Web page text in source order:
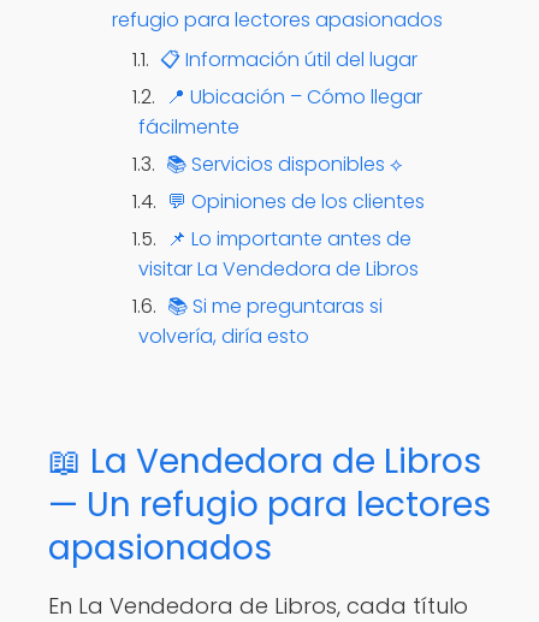
refugio para lectores apasionados
📋 Información útil del lugar
📍 Ubicación – Cómo llegar
fácilmente
📚 Servicios disponibles ⟡
💬 Opiniones de los clientes
📌 Lo importante antes de
visitar La Vendedora de Libros
📚 Si me preguntaras si
volvería, diría esto
📖 La Vendedora de Libros
— Un refugio para lectores
apasionados
En La Vendedora de Libros, cada título